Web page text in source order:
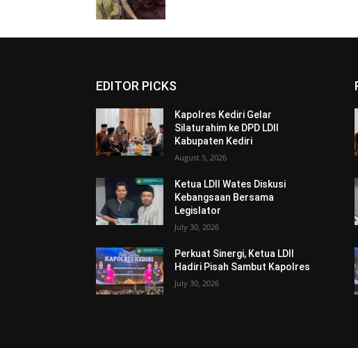
EDITOR PICKS
Kapolres Kediri Gelar
Silaturahim ke DPD LDII
Kabupaten Kediri
August 5, 2026
Ketua LDII Wates Diskusi
Kebangsaan Bersama
Legislator
July 30, 2026
Perkuat Sinergi, Ketua LDII
Hadiri Pisah Sambut Kapolres
July 30, 2026